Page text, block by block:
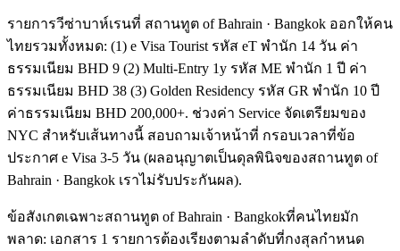
รายการวีซ่าบาห์เรนที่ สถานทูต of Bahrain · Bangkok ออกให้คน
ไทยรวมทั้งหมด: (1) e Visa Tourist รหัส eT พำนัก 14 วัน ค่า
ธรรมเนียม BHD 9 (2) Multi-Entry 1y รหัส ME พำนัก 1 ปี ค่า
ธรรมเนียม BHD 38 (3) Golden Residency รหัส GR พำนัก 10 ปี
ค่าธรรมเนียม BHD 200,000+. ช่วงค่า Service จัดเตรียมของ
NYC สำหรับเส้นทางนี้ สอบถามเจ้าหน้าที่ กรอบเวลาที่ข้อ
ประกาศ e Visa 3-5 วัน (ผลอนุญาตเป็นดุลพินิจของสถานทูต of
Bahrain · Bangkok เราไม่รับประกันผล).
ข้อสังเกตเฉพาะสถานทูต of Bahrain · Bangkokที่คนไทยมัก
พลาด: เอกสาร 1 รายการต้องเรียงตามลำดับที่กงสุลกำหนด